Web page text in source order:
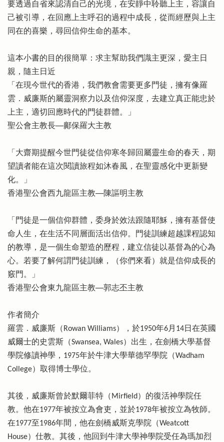
要透過自省來認清自己的光境，在安靜中聆聽上主，容讓自
己被引導，在回應上主呼召的過程中成長，從而經歷與上主
同在的喜樂，尋回信仰生命的基本。
這本小書的目的很簡單：求主幫助我們識主更深，愛主日
親，隨主日近
「在現今世代的香港，我們教會需要更多門徒，擁有像羅
雲．威廉斯的屬靈洞察力以及信仰深度，去建立真正能忠於
上主，適切回應時代的門徒群體。」
聖公會主教長──鄺保羅大主教
「大齋期提醒今世門徒從信仰寒冬歸回屬靈生命的春天，期
望讀者能在這次閱讀旅程如沐春風，在聖靈感化中更新變
化。」
香港聖公會西九龍區主教──陳謳明主教
「門徒是一個信仰群體，委身於效法跟隨耶穌，擁有基督使
命人生，在生活不同層面活出信仰。門徒訓練超越課程認知
的教導，是一個生命塑造的歷程，建立信徒以基督為的心為
心。若要了解何謂門徒訓練，（你們來看）就是信仰成長的
竅門。」
香港聖公會東九龍區主教──郭志丕主教
作者簡介
羅雲．威廉斯（Rowan Williams），於1950年6月14日在英國
威爾士的史雲斯（Swansea, Wales）出生，在劍橋大學基督
學院修讀神學，1975年於牛津大學華德罕學院（Wadham
College）取得博士學位。
其後，威廉斯曾於默爾菲特（Mirfield）的復活神學院任
教。他在1977年被按立為會吏，並於1978年被按立為牧師。
在1977至1986年間，他在劍橋威斯克學院（Weatcott
House）仕教。其後，他回到牛津大學神學院受任為瑪加烈